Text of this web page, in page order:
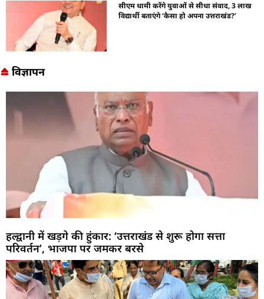
सीएम धामी करेंगे युवाओं से सीधा संवाद, 3 लाख
विद्यार्थी बताएंगे ‘कैसा हो अपना उत्तराखंड?’
विज्ञापन
हल्द्वानी में खड़गे की हुंकार: ‘उत्तराखंड से शुरू होगा सत्ता
परिवर्तन’, भाजपा पर जमकर बरसे